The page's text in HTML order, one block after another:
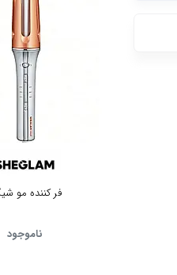
فر کننده مو
ناموجود